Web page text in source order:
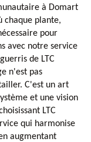
à Domart
chaque plante,
pour
avec notre service
de LTC
n'est pas
C'est un art
et une vision
LTC
qui harmonise
augmentant